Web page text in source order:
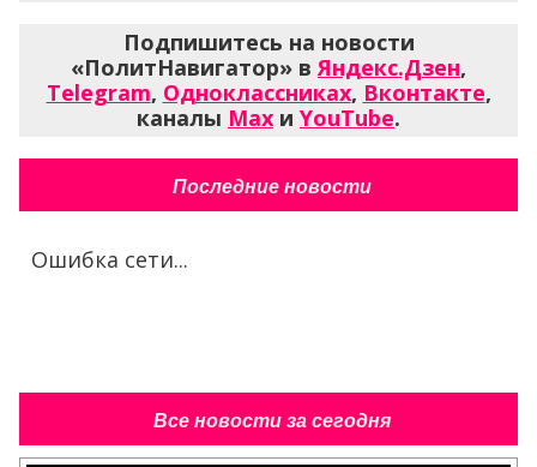
Подпишитесь на новости
«ПолитНавигатор» вЯндекс.Дзен,
Telegram, Одноклассниках, Вконтакте,
каналы Max и YouTube.
Последние новости
Ошибка сети...
Все новости за сегодня